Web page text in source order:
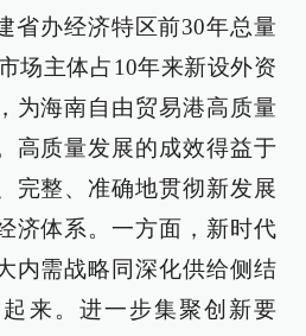
省办经济特区前30年总量
场主体占10年来新设外资
为海南自由贸易港高质量
高质量发展的成效得益于
完整、准确地贯彻新发展
济体系。一方面，新时代
内需战略同深化供给侧结
来。进一步集聚创新要